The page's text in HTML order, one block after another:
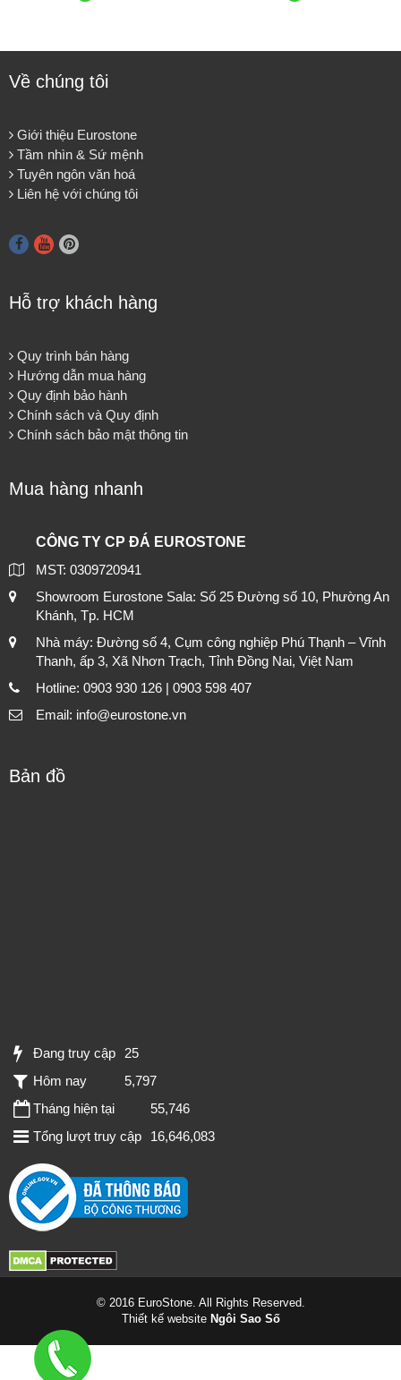
Về chúng tôi
Giới thiệu Eurostone
Tầm nhìn & Sứ mệnh
Tuyên ngôn văn hoá
Liên hệ với chúng tôi
Hỗ trợ khách hàng
Quy trình bán hàng
Hướng dẫn mua hàng
Quy định bảo hành
Chính sách và Quy định
Chính sách bảo mật thông tin
Mua hàng nhanh
CÔNG TY CP ĐÁ EUROSTONE
MST: 0309720941
Showroom Eurostone Sala: Số 25 Đường số 10, Phường An
Khánh, Tp. HCM
Nhà máy: Đường số 4, Cụm công nghiệp Phú Thạnh – Vĩnh
Thanh, ấp 3, Xã Nhơn Trạch, Tỉnh Đồng Nai, Việt Nam
Hotline: 0903 930 126 | 0903 598 407
Email: info@eurostone.vn
Bản đồ
Đang truy cập
25
Hôm nay
5,797
Tháng hiện tại
55,746
Tổng lượt truy cập
16,646,083
© 2016 EuroStone. All Rights Reserved.
Thiết kế website Ngôi Sao Số